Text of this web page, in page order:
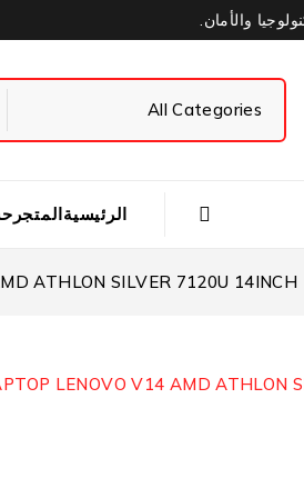
والأمان.
الرئيسيةالمتجر
ATHLON SILVER 7120U 14INCH